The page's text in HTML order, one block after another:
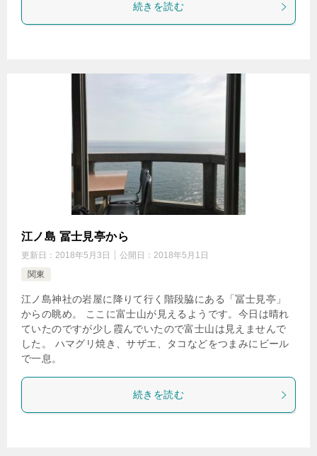
続きを読む
江ノ島 冨士見亭から
更新日： 2018年5月3日 公開日： 2018年5月1日
関東
江ノ島神社の岩屋に降りて行く階段脇にある「冨士見亭」
からの眺め。 ここに富士山が見えるようです。今日は晴れ
ていたのですが少し霞んでいたので富士山は見えませんで
した。 ハマグリ焼き、サザエ、タコなどをつまみにビール
で一息。
続きを読む